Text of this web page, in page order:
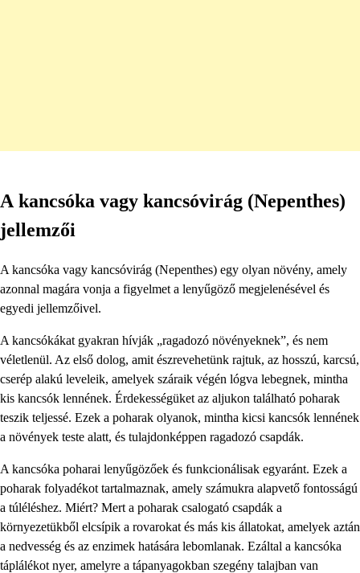
A kancsóka vagy kancsóvirág (Nepenthes)
jellemzői
A kancsóka vagy kancsóvirág (Nepenthes) egy olyan növény, amely
azonnal magára vonja a figyelmet a lenyűgöző megjelenésével és
egyedi jellemzőivel.
A kancsókákat gyakran hívják „ragadozó növényeknek”, és nem
véletlenül. Az első dolog, amit észrevehetünk rajtuk, az hosszú, karcsú,
cserép alakú leveleik, amelyek száraik végén lógva lebegnek, mintha
kis kancsók lennének. Érdekességüket az aljukon található poharak
teszik teljessé. Ezek a poharak olyanok, mintha kicsi kancsók lennének
a növények teste alatt, és tulajdonképpen ragadozó csapdák.
A kancsóka poharai lenyűgözőek és funkcionálisak egyaránt. Ezek a
poharak folyadékot tartalmaznak, amely számukra alapvető fontosságú
a túléléshez. Miért? Mert a poharak csalogató csapdák a
környezetükből elcsípik a rovarokat és más kis állatokat, amelyek aztán
a nedvesség és az enzimek hatására lebomlanak. Ezáltal a kancsóka
táplálékot nyer, amelyre a tápanyagokban szegény talajban van